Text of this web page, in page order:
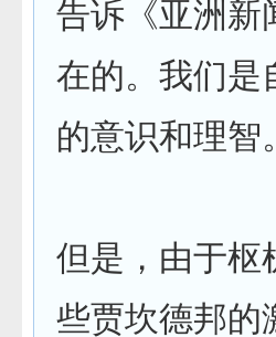
告诉《亚洲新
在的。我们是
的意识和理智
但是，由于枢
些贾坎德邦的